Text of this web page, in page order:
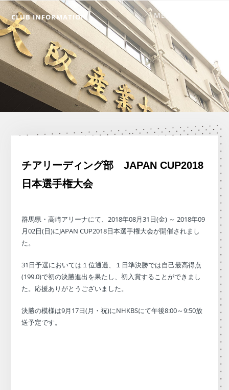
CLUB INFORMATION
チアリーディング部 JAPAN CUP2018
日本選手権大会
群馬県・高崎アリーナにて、2018年08月31日(金) ～ 2018年09
月02日(日)にJAPAN CUP2018日本選手権大会が開催されまし
た。
31日予選においては１位通過、１日準決勝では自己最高得点
(199.0)で初の決勝進出を果たし、初入賞することができまし
た。応援ありがとうございました。
決勝の模様は9月17日(月・祝)にNHKBSにて午後8:00～9:50放
送予定です。